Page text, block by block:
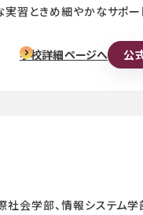
実習ときめ細やかなサポ
学校詳細ページへ
公
会学部、情報システム学